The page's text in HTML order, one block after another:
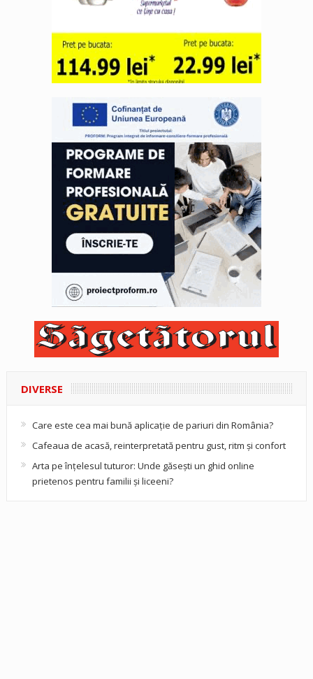
DIVERSE
Care este cea mai bună aplicație de pariuri din România?
Cafeaua de acasă, reinterpretată pentru gust, ritm și confort
Arta pe înțelesul tuturor: Unde găsești un ghid online
prietenos pentru familii și liceeni?